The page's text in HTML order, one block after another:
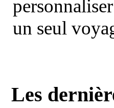
un seul
Les